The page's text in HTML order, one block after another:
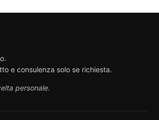
e consulenza solo se richiesta.
personale.